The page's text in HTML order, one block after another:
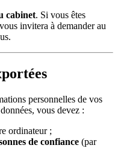
cabinet. Si vous êtes
invitera à demander au
personnelles de vos
vous devez :
ordinateur ;
de confiance (par